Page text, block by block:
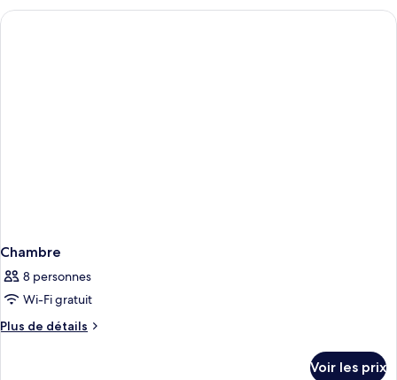
type
de
Chambre
8 personnes
Wi-Fi gratuit
Plus de détails
Plus
Voir les prix